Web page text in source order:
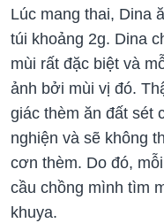
Lúc mang thai, Dina
túi khoảng 2g. Dina
mùi rất đặc biệt và
ảnh bởi mùi vị đó.
giác thèm ăn đất sét
nghiện và sẽ không
cơn thèm. Do đó,
cầu chồng mình tìm
khuya.